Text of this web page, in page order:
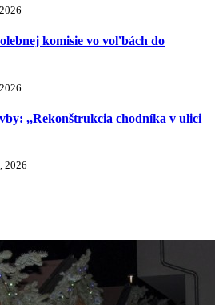
komisie vo voľbách do
,,Rekonštrukcia chodníka v ulici
2026